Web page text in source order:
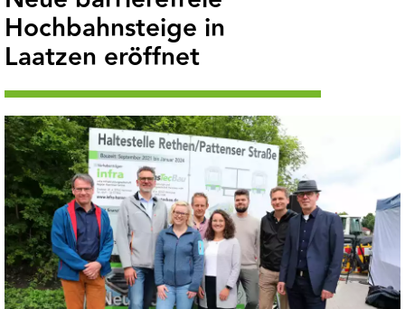
Hochbahnsteige in
Laatzen eröffnet